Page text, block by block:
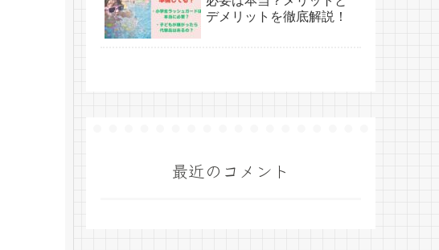
デメリットを徹底解説！
最近のコメント